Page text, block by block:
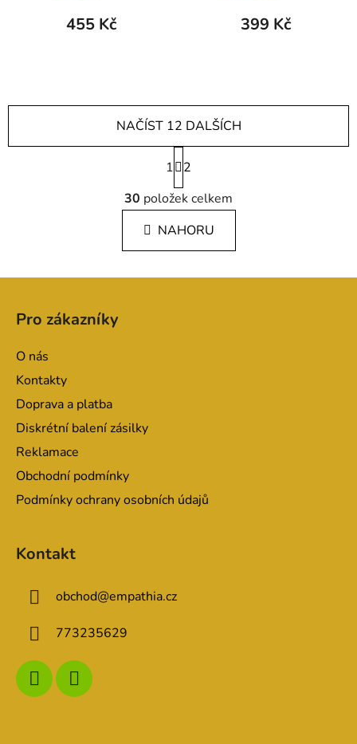
455 Kč 399 Kč
O
v
l
á
d
a
u
NAČÍST 12 DALŠÍCH
S
t
r
á
n
k
á
1
2
30 položek celkem
NAHORU
Pro zákazníky
O nás
Kontakty
Doprava a platba
Diskrétní balení zásilky
Reklamace
Obchodní podmínky
Podmínky ochrany osobních údajů
Kontakt
obchod@empathia.cz
773235629